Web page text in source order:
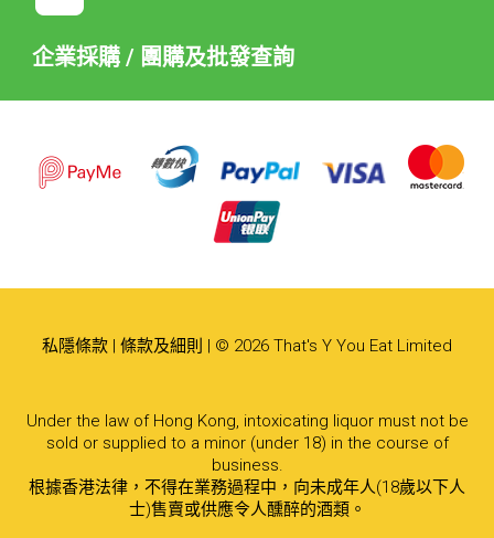
企業採購 / 團購及批發查詢
私隱條款 | 條款及細則 | © 2026 That's Y You Eat Limited
Under the law of Hong Kong, intoxicating liquor must not be
sold or supplied to a minor (under 18) in the course of
business.
根據香港法律，不得在業務過程中，向未成年人(18歲以下人
士)售賣或供應令人醺醉的酒類。